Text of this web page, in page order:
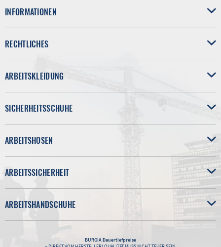
INFORMATIONEN
RECHTLICHES
ARBEITSKLEIDUNG
SICHERHEITSSCHUHE
ARBEITSHOSEN
ARBEITSSICHERHEIT
ARBEITSHANDSCHUHE
BURGIADauertiefpreise